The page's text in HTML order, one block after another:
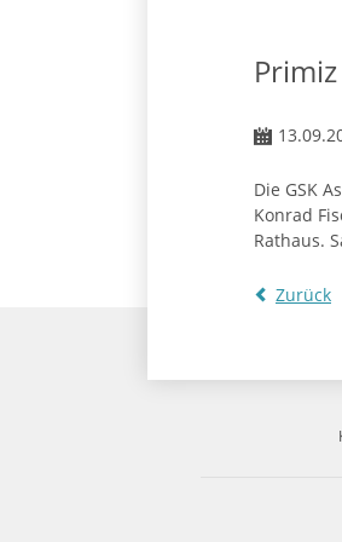
Die GSK
Konrad
Rathaus.
Zurück
Navigation